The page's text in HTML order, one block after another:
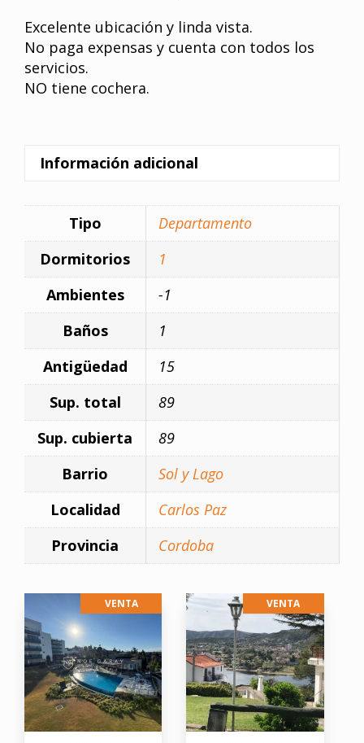
Excelente ubicación y linda vista.
No paga expensas y cuenta con todos los
servicios.
NO tiene cochera.
Información adicional
Tipo
Departamento
Dormitorios
1
Ambientes
-1
Baños
1
Antigüedad
15
Sup. total
89
Sup. cubierta
89
Barrio
Sol y Lago
Localidad
Carlos Paz
Provincia
Cordoba
VENTA VENTA